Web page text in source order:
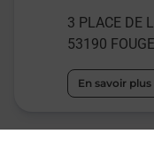
3 PLACE DE
53190
En savoir plus